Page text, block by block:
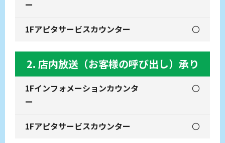
〇
2. 店内放送（お客様の呼び出し）承り
〇
〇